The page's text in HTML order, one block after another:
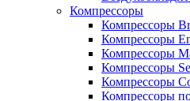
Компрессоры
Компрессоры
Компрессоры
Компрессоры
Компрессоры
Компрессоры
Компрессоры